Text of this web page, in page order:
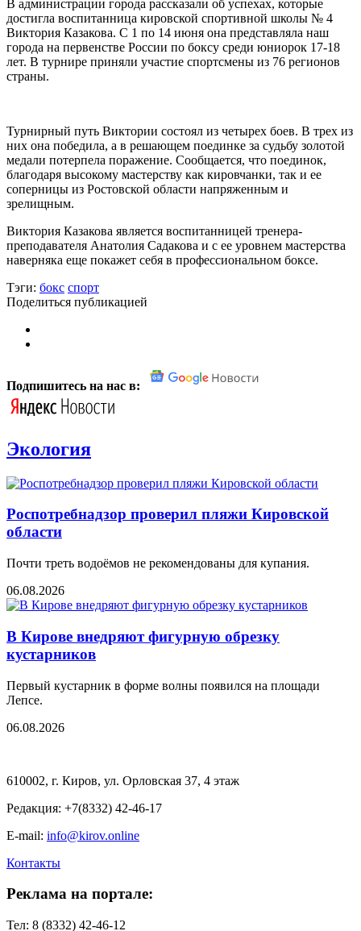
В администрации города рассказали об успехах, которые
достигла воспитанница кировской спортивной школы № 4
Виктория Казакова. С 1 по 14 июня она представляла наш
города на первенстве России по боксу среди юниорок 17-18
лет. В турнире приняли участие спортсмены из 76 регионов
страны.
Турнирный путь Виктории состоял из четырех боев. В трех из
них она победила, а в решающем поединке за судьбу золотой
медали потерпела поражение. Сообщается, что поединок,
благодаря высокому мастерству как кировчанки, так и ее
соперницы из Ростовской области напряженным и
зрелищным.
Виктория Казакова является воспитанницей тренера-
преподавателя Анатолия Садакова и с ее уровнем мастерства
наверняка еще покажет себя в профессиональном боксе.
Тэги: бокс спорт
Поделиться публикацией
Подпишитесь на нас в:
Экология
Роспотребнадзор проверил пляжи Кировской
области
Почти треть водоёмов не рекомендованы для купания.
06.08.2026
В Кирове внедряют фигурную обрезку
кустарников
Первый кустарник в форме волны появился на площади
Лепсе.
06.08.2026
610002, г. Киров, ул. Орловская 37, 4 этаж
Редакция: +7(8332) 42-46-17
E-mail: info@kirov.online
Контакты
Реклама на портале:
Тел: 8 (8332) 42-46-12